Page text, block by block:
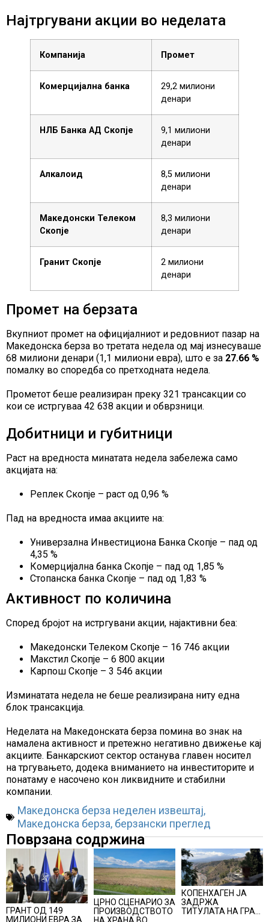
Најтргувани акции во неделата
Компанија Промет
Комерцијална банка
29,2 милиони
денари
НЛБ Банка АД Скопје
9,1 милиони
денари
Алкалоид
8,5 милиони
денари
Македонски Телеком
Скопје
8,3 милиони
денари
Гранит Скопје
2 милиони
денари
Промет на берзата
Вкупниот промет на официјалниот и редовниот пазар на
Македонска берза во третата недела од мај изнесуваше
68 милиони денари (1,1 милиони евра), што е за 27.66 %
помалку во споредба со претходната недела.
Прометот беше реализиран преку 321 трансакции со
кои се истргуваа 42 638 акции и обврзници.
Добитници и губитници
Раст на вредноста минатата недела забележа само
акцијата на:
Реплек Скопје – раст од 0,96 %
Пад на вредноста имаа акциите на:
Универзална Инвестициона Банка Скопје – пад од
4,35 %
Комерцијална банка Скопје – пад од 1,85 %
Стопанска банка Скопје – пад од 1,83 %
Активност по количина
Според бројот на истргувани акции, најактивни беа:
Македонски Телеком Скопје – 16 746 акции
Макстил Скопје – 6 800 акции
Карпош Скопје – 3 546 акции
Изминатата недела не беше реализирана ниту една
блок трансакција.
Неделата на Македонската берза помина во знак на
намалена активност и претежно негативно движење кај
акциите. Банкарскиот сектор останува главен носител
на тргувањето, додека вниманието на инвеститорите и
понатаму е насочено кон ликвидните и стабилни
компании.
Македонска берза неделен извештај,
Македонска берза, берзански преглед
Поврзана содржина
ГРАНТ ОД 149
МИЛИОНИ ЕВРА ЗА
ЦРНО СЦЕНАРИО ЗА
ПРОИЗВОДСТВОТО
КОПЕНХАГЕН ЈА
ЗАДРЖА
ТИТУЛАТА НА ГРАД